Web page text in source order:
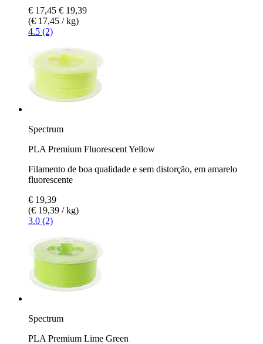
€ 17,45 € 19,39
(€ 17,45 / kg)
4.5 (2)
Spectrum
PLA Premium Fluorescent Yellow
Filamento de boa qualidade e sem distorção, em amarelo
fluorescente
€ 19,39
(€ 19,39 / kg)
3.0 (2)
Spectrum
PLA Premium Lime Green